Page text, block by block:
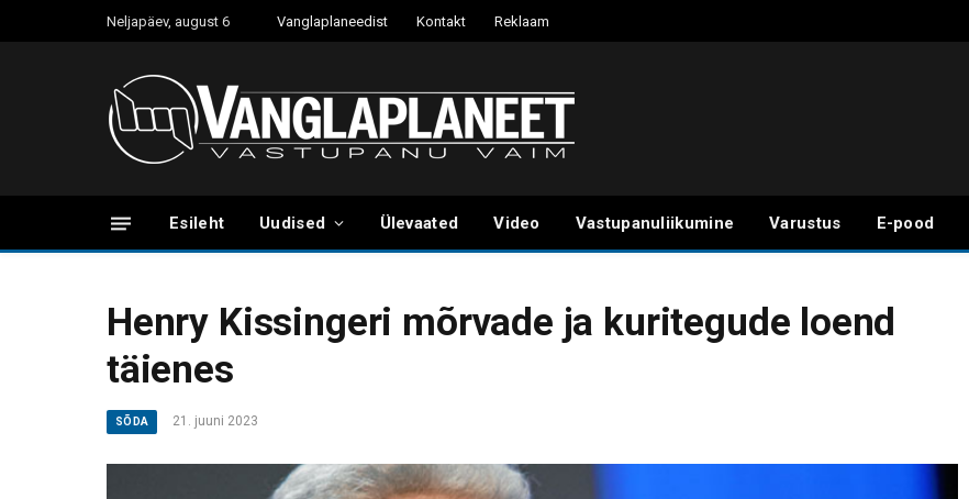
Neljapäev, august 6 Vanglaplaneedist Kontakt Reklaam
Esileht Uudised Ülevaated Video Vastupanuliikumine Varustus E-pood
Henry Kissingeri mõrvade ja kuritegude loend
täienes
SÕDA 21. juuni 2023